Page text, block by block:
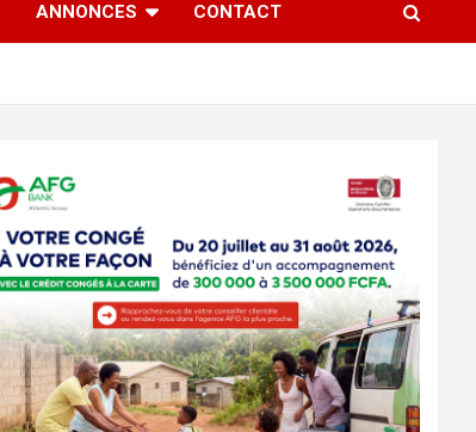
ANNONCES CONTACT